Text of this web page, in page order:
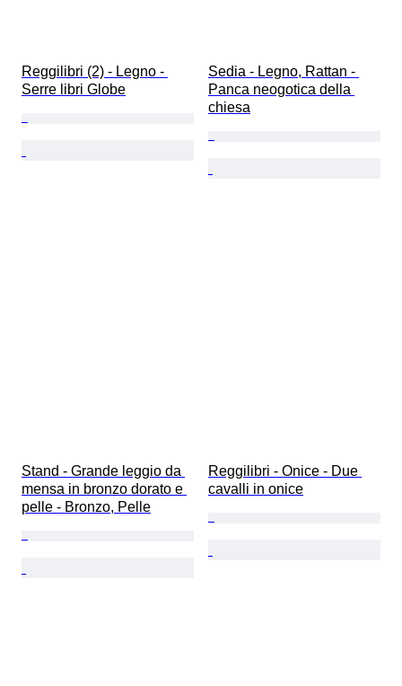
Reggilibri (2) - Legno -
Serre libri Globe
Sedia - Legno, Rattan -
Panca neogotica della
chiesa
Stand - Grande leggio da
mensa in bronzo dorato e
pelle - Bronzo, Pelle
Reggilibri - Onice - Due
cavalli in onice